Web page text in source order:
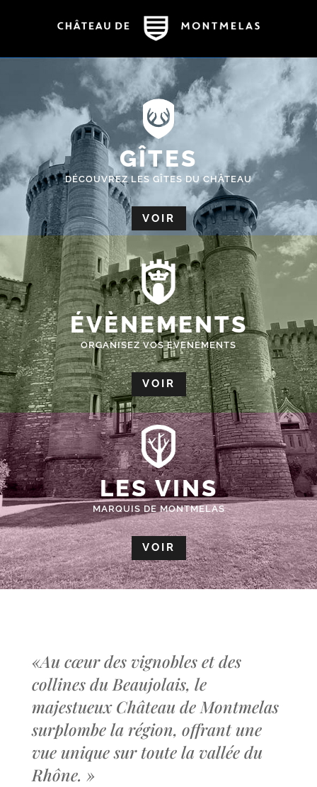
GÎTES
DÉCOUVREZ LES GÎTES DU CHÂTEAU
VOIR
ÉVÈNEMENTS
ORGANISEZ VOS EVENEMENTS
VOIR
LES VINS
MARQUIS DE MONTMELAS
VOIR
«Au cœur des vignobles et des
collines du Beaujolais, le
majestueux Château de Montmelas
surplombe la région, offrant une
vue unique sur toute la vallée du
Rhône. »